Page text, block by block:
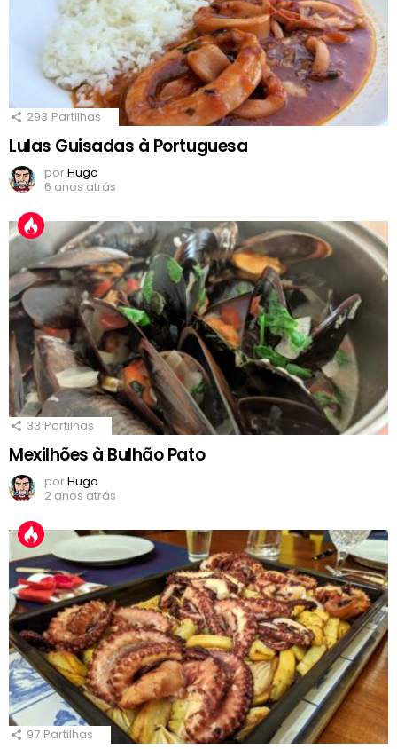
293 Partilhas
Lulas Guisadas à Portuguesa
porHugo
6 anos atrás
33 Partilhas
Mexilhões à Bulhão Pato
porHugo
2 anos atrás
97 Partilhas